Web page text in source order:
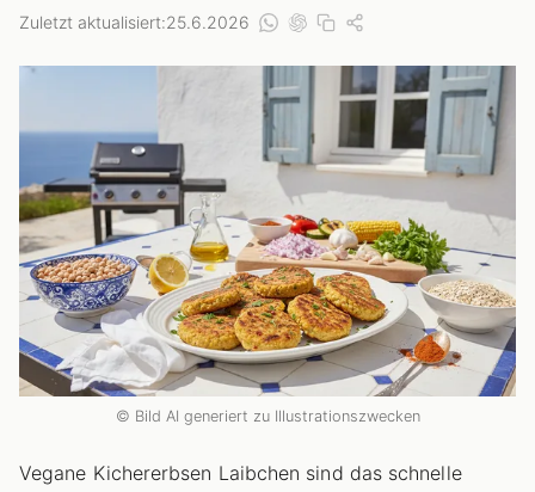
Zuletzt aktualisiert:25.6.2026
© Bild AI generiert zu Illustrationszwecken
Vegane Kichererbsen Laibchen sind das schnelle